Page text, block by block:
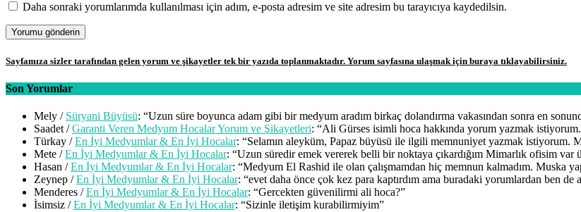
Daha sonraki yorumlarımda kullanılması için adım, e-posta adresim ve site adresim bu tarayıcıya kaydedilsin.
Sayfamıza sizler tarafından gelen yorum ve şikayetler tek bir yazıda toplanmaktadır. Yorum sayfasına ulaşmak için buraya tıklayabilirsiniz.
Son Yorumlar
Mely / Süryani Büyüsü: “Uzun süre boyunca adam gibi bir medyum aradım birkaç dolandırma vakasından sonra en
Saadet /Garanti Veren Medyum Hocalar Yorum ve Şikayetleri: “Ali Gürses isimli hoca hakkında yorum yazmak
Türkay /En İyi Medyumlar & En İyi Hocalar: “Selamın aleyküm, Papaz büyüsü ile ilgili memnuniyet yazmak istiyorum.
Mete /En İyi Medyumlar & En İyi Hocalar: “Uzun süredir emek vererek belli bir noktaya çıkardığım Mimarlık ofisim var
Hasan /En İyi Medyumlar & En İyi Hocalar: “Medyum El Rashid ile olan çalışmamdan hiç memnun kalmadım. Muska
Zeynep /En İyi Medyumlar & En İyi Hocalar: “evet daha önce çok kez para kaptırdım ama buradaki yorumlardan ben
Menderes /En İyi Medyumlar & En İyi Hocalar: “Gercekten güvenilirmi ali hoca?”
İsimsiz /En İyi Medyumlar & En İyi Hocalar: “Sizinle iletişim kurabilirmiyim”